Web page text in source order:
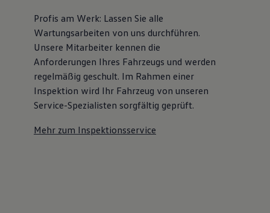
Profis am Werk: Lassen Sie alle
Wartungsarbeiten von uns durchführen.
Unsere Mitarbeiter kennen die
Anforderungen Ihres Fahrzeugs und werden
regelmäßig geschult. Im Rahmen einer
Inspektion wird Ihr Fahrzeug von unseren
Service-Spezialisten sorgfältig geprüft.
Mehr zum Inspektionsservice